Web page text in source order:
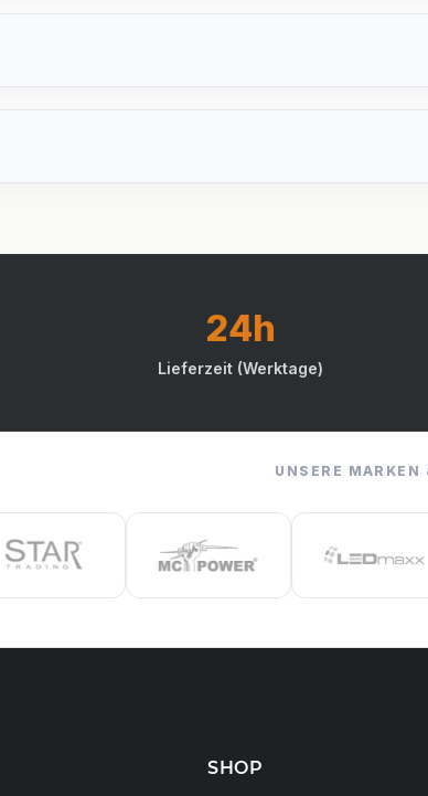
24h
Lieferzeit (Werktage)
UNSERE MARKEN
SHOP